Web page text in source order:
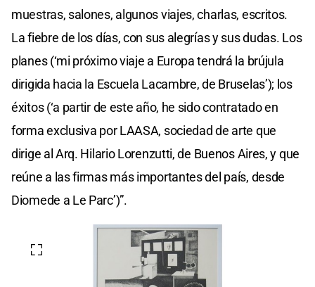
muestras, salones, algunos viajes, charlas, escritos.
La fiebre de los días, con sus alegrías y sus dudas. Los
planes (‘mi próximo viaje a Europa tendrá la brújula
dirigida hacia la Escuela Lacambre, de Bruselas’); los
éxitos (‘a partir de este año, he sido contratado en
forma exclusiva por LAASA, sociedad de arte que
dirige al Arq. Hilario Lorenzutti, de Buenos Aires, y que
reúne a las firmas más importantes del país, desde
Diomede a Le Parc’)”.